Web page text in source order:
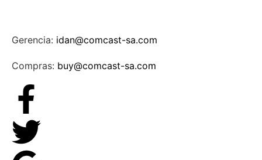
Gerencia: idan@comcast-sa.com
Compras: buy@comcast-sa.com